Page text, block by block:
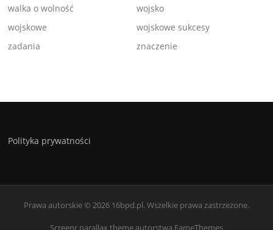
walka o wolność
wojsko
wojskowe
wojskowe sukcesy
zadania
znaczenie
Polityka prywatności
Prawa autorskie © 2026 16bpd.pl. Wszelkie prawa zastrzeżone.
Screenr parallax themeautorstwa FameThemes